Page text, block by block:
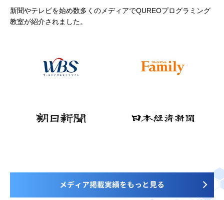
新聞やテレビを始め数多くのメディアでQUREOプログラミング
教室が紹介されました。
メディア掲載実績をもっと見る